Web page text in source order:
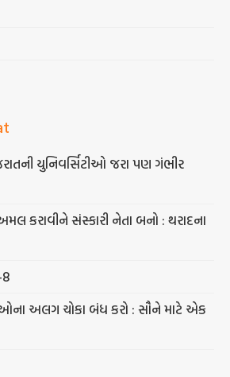
યુનિવર્સિટીઓ જરા પણ ગંભીર
કરાવીને સંસ્કારી નેતા બનો : થરાદના
અલગ ચોકા બંધ કરો : સૌને માટે એક